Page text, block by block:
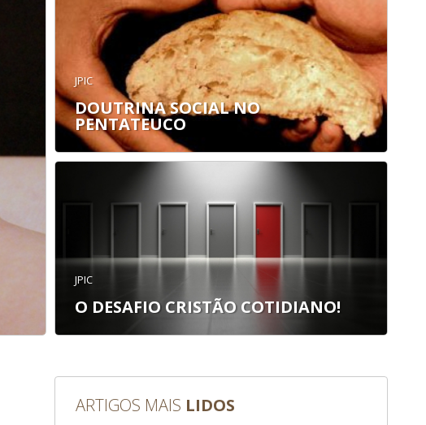
JPIC
DOUTRINA SOCIAL NO
PENTATEUCO
JPIC
O DESAFIO CRISTÃO COTIDIANO!
ARTIGOS MAIS LIDOS